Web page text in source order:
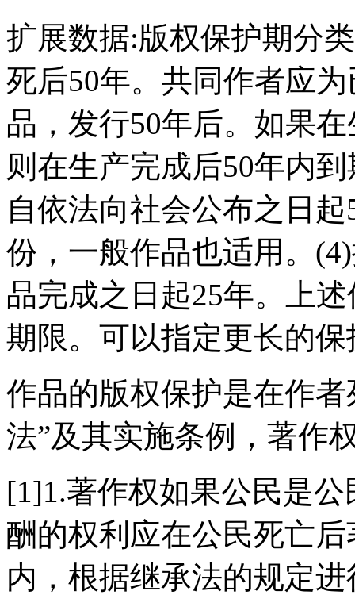
扩展数据:版权保护期分
死后50年。共同作者应
品，发行50年后。如果
则在生产完成后50年内
自依法向社会公布之日
份，一般作品也适用。
品完成之日起25年。上
期限。可以指定更长的保
作品的版权保护是在作
法”及其实施条例，著作
[1]1.著作权如果公民是
酬的权利应在公民死亡
内，根据继承法的规定